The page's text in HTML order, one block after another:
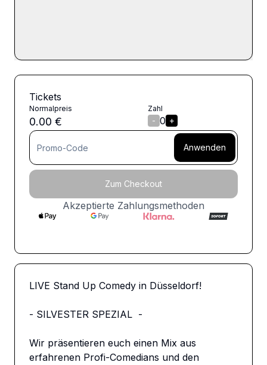
Tickets
Normalpreis
0.00 €
Zahl
- 0 +
Anwenden
Zum Checkout
Akzeptierte Zahlungsmethoden
LIVE Stand Up Comedy in Düsseldorf!
- SILVESTER SPEZIAL  -
Wir präsentieren euch einen Mix aus
erfahrenen Profi-Comedians und den